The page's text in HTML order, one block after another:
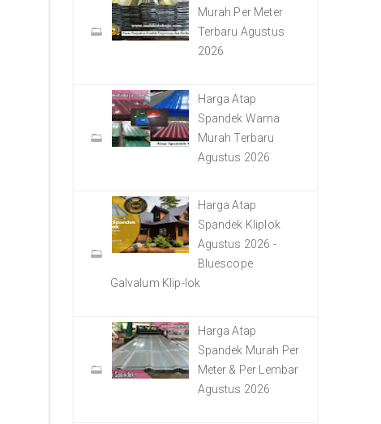
Murah Per Meter
Terbaru Agustus
2026
Harga Atap
Spandek Warna
Murah Terbaru
Agustus 2026
Harga Atap
Spandek Kliplok
Agustus 2026 -
Bluescope
Galvalum Klip-lok
Harga Atap
Spandek Murah Per
Meter & Per Lembar
Agustus 2026